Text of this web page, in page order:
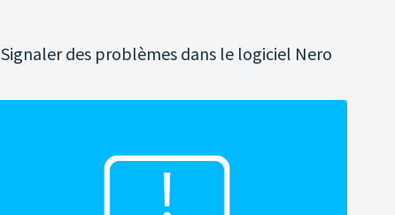
Signaler des problèmes dans le logiciel Nero